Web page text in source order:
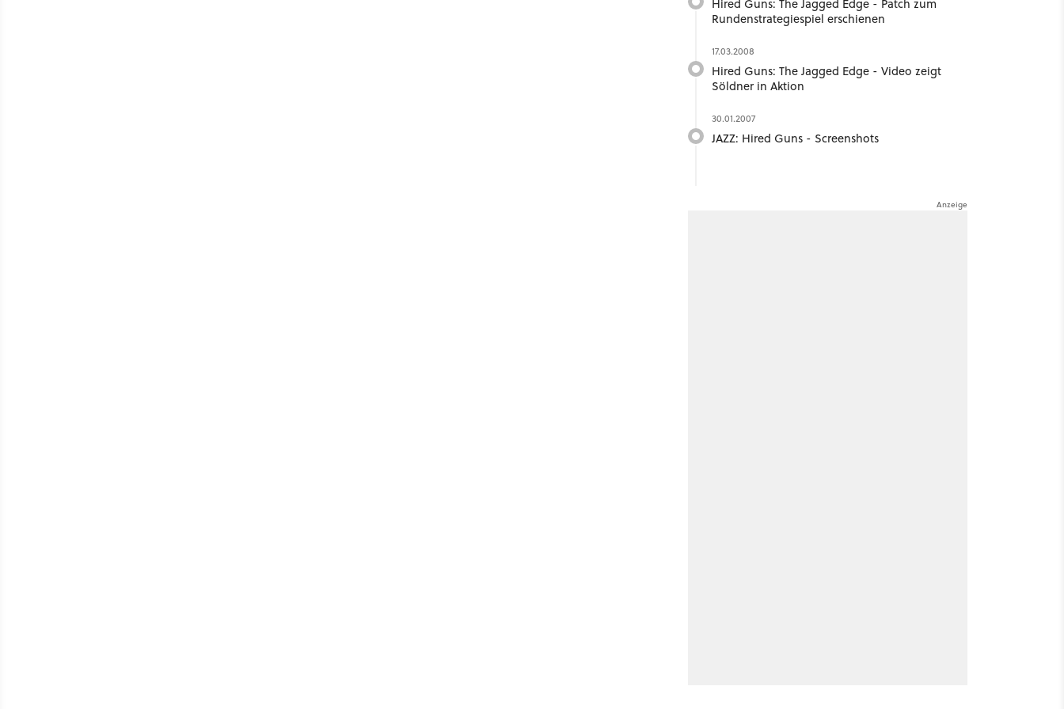
Hired Guns: The Jagged Edge - Patch zum
Rundenstrategiespiel erschienen
17.03.2008
Hired Guns: The Jagged Edge - Video zeigt
Söldner in Aktion
30.01.2007
JAZZ: Hired Guns - Screenshots